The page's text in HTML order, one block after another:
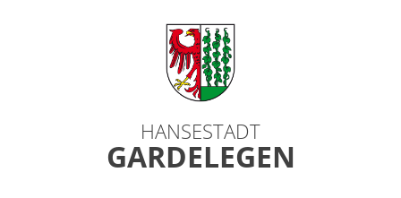
HANSESTADT
GARDELEGEN